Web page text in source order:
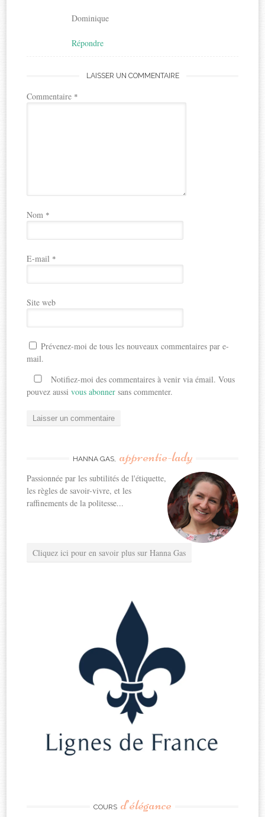
Dominique
Répondre
LAISSER UN COMMENTAIRE
Commentaire *
Nom *
E-mail *
Site web
Prévenez-moi de tous les nouveaux commentaires par e-
mail.
Notifiez-moi des commentaires à venir via émail. Vous
pouvez aussivous abonner sans commenter.
HANNA GAS, apprentie-lady
Passionnée par les subtilités de l'étiquette,
les règles de savoir-vivre, et les
raffinements de la politesse...
Cliquez ici pour en savoir plus sur Hanna Gas
COURS d’élégance